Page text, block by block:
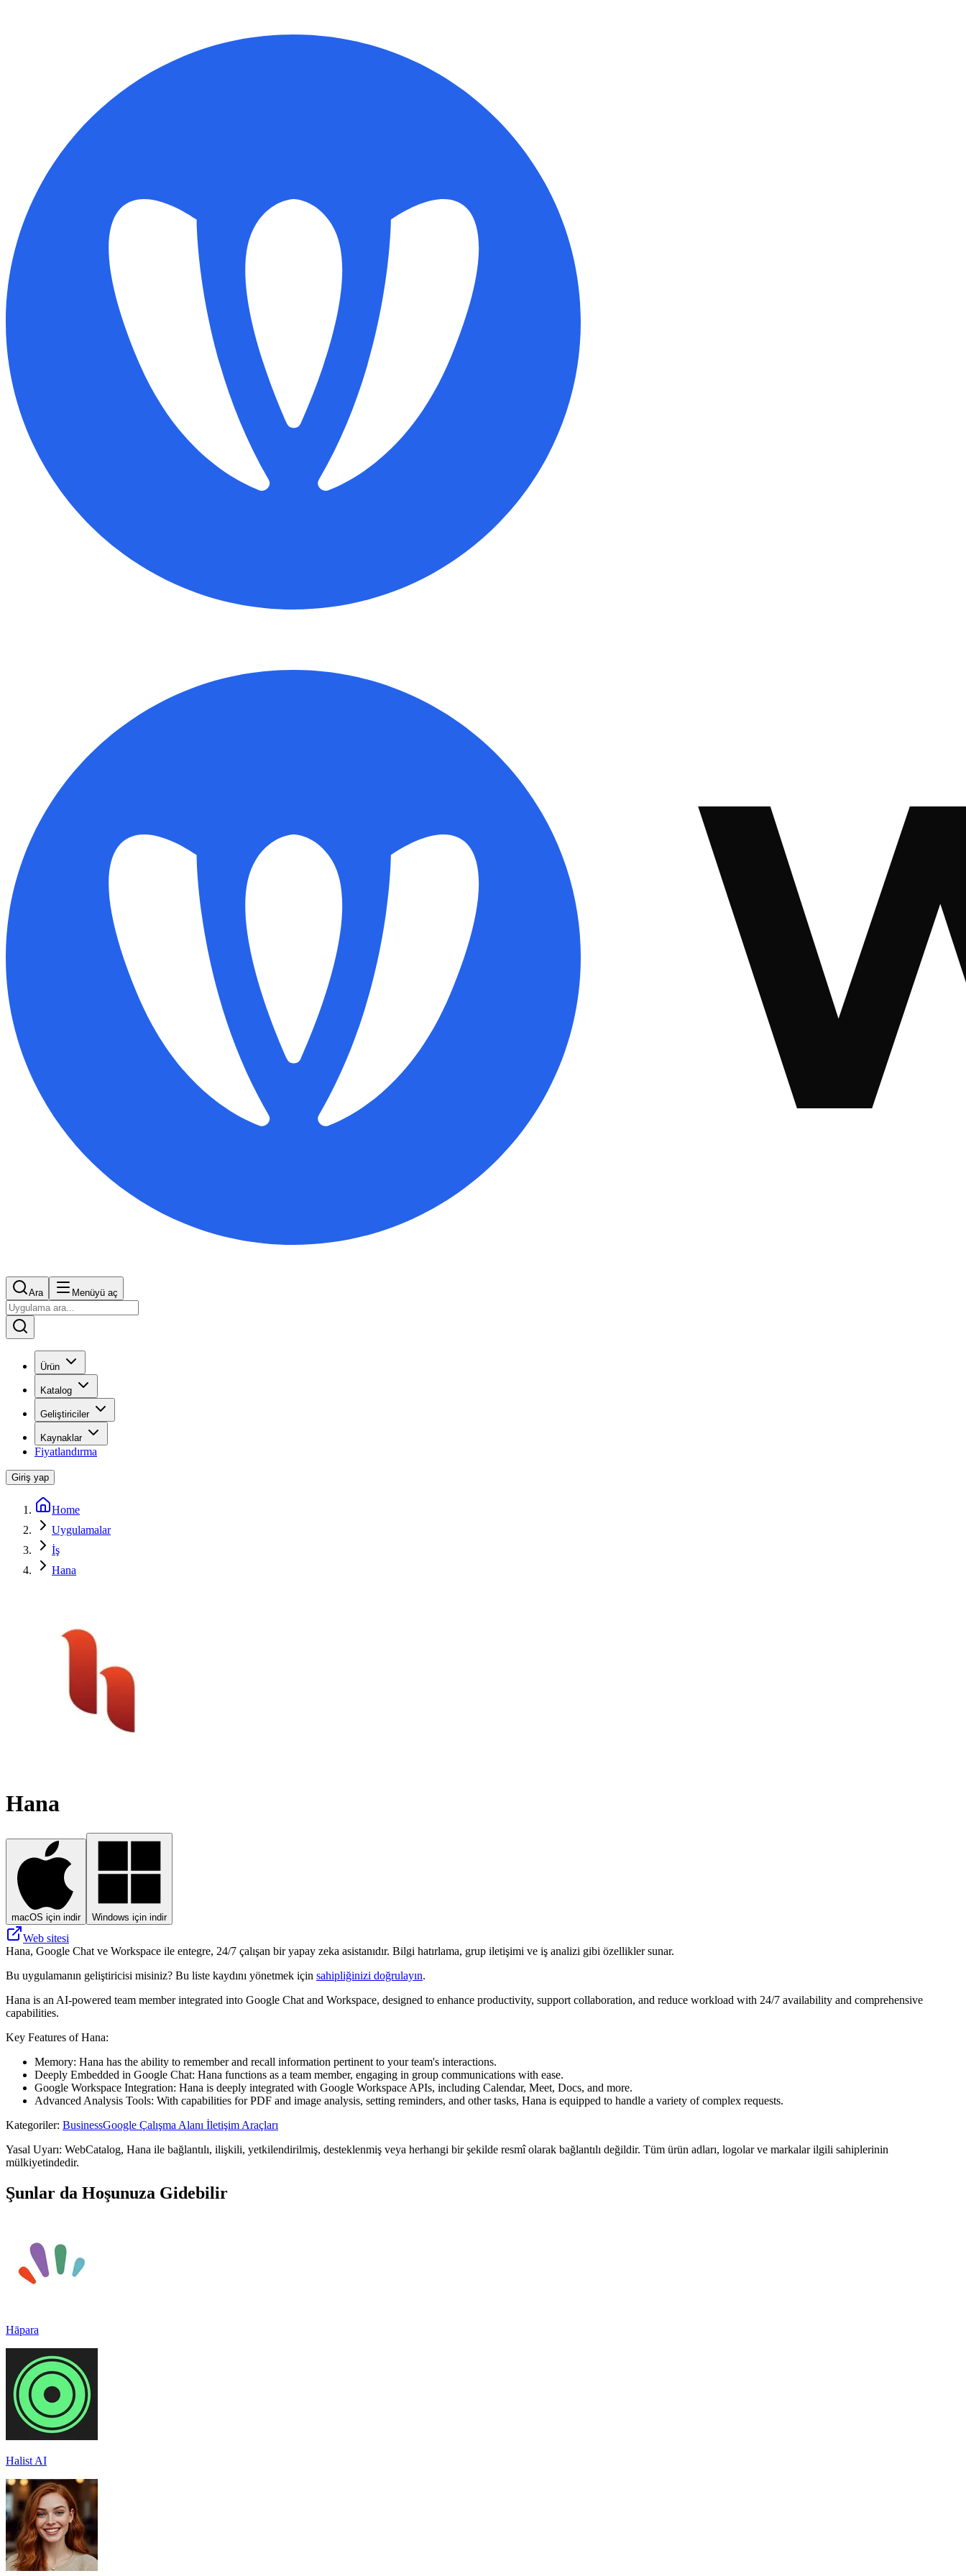
Ara Menüyü aç
Ürün
Katalog
Geliştiriciler
Kaynaklar
Fiyatlandırma
Giriş yap
Home
Uygulamalar
İş
Hana
Hana
macOS için indir Windows için indir
Web sitesi
Hana, Google Chat ve Workspace ile entegre, 24/7 çalışan bir yapay zeka asistanıdır. Bilgi hatırlama, grup iletişimi ve iş analizi gibi özellikler sunar.
Bu uygulamanın geliştiricisi misiniz? Bu liste kaydını yönetmek için sahipliğinizi doğrulayın.
Hana is an AI-powered team member integrated into Google Chat and Workspace, designed to enhance productivity, support collaboration, and reduce workload with 24/7 availability and comprehensive
capabilities.
Key Features of Hana:
Memory: Hana has the ability to remember and recall information pertinent to your team's interactions.
Deeply Embedded in Google Chat: Hana functions as a team member, engaging in group communications with ease.
Google Workspace Integration: Hana is deeply integrated with Google Workspace APIs, including Calendar, Meet, Docs, and more.
Advanced Analysis Tools: With capabilities for PDF and image analysis, setting reminders, and other tasks, Hana is equipped to handle a variety of complex requests.
Kategoriler: BusinessGoogle Çalışma Alanı İletişim Araçları
Yasal Uyarı: WebCatalog, Hana ile bağlantılı, ilişkili, yetkilendirilmiş, desteklenmiş veya herhangi bir şekilde resmî olarak bağlantılı değildir. Tüm ürün adları, logolar ve markalar ilgili sahiplerinin
mülkiyetindedir.
Şunlar da Hoşunuza Gidebilir
Hāpara
Halist AI